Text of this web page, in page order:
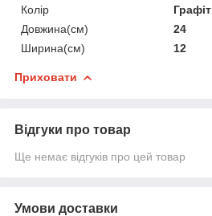
Колір
Графіт
Довжина(см)
24
Ширина(см)
12
Приховати
Відгуки про товар
Ще немає відгуків про цей товар
Умови доставки